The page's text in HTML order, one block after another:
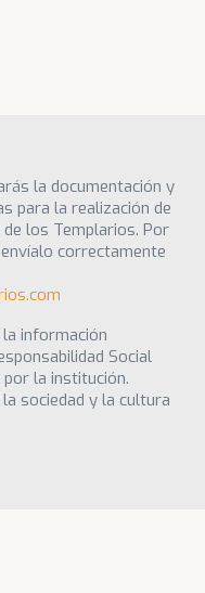
la documentación y
para la realización de
los Templarios. Por
correctamente
información
Social
la institución.
sociedad y la cultura